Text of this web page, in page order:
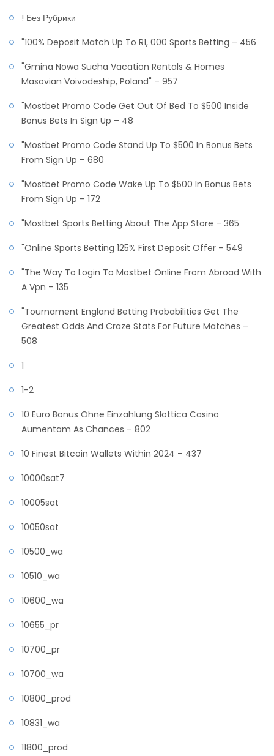
! Без Рубрики
"100% Deposit Match Up To R1, 000 Sports Betting – 456
"gmina Nowa Sucha Vacation Rentals & Homes
Masovian Voivodeship, Poland" – 957
"mostbet Promo Code Get Out Of Bed To $500 Inside
Bonus Bets In Sign Up – 48
"mostbet Promo Code Stand Up To $500 In Bonus Bets
From Sign Up – 680
"mostbet Promo Code Wake Up To $500 In Bonus Bets
From Sign Up – 172
"‎mostbet Sports Betting About The App Store – 365
"Online Sports Betting 125% First Deposit Offer – 549
"The Way To Login To Mostbet Online From Abroad With
A Vpn – 135
"Tournament England Betting Probabilities Get The
Greatest Odds And Craze Stats For Future Matches –
508
1
1-2
10 Euro Bonus Ohne Einzahlung Slottica Casino
Aumentam As Chances – 802
10 Finest Bitcoin Wallets Within 2024 – 437
10000sat7
10005sat
10050sat
10500_wa
10510_wa
10600_wa
10655_pr
10700_pr
10700_wa
10800_prod
10831_wa
11800_prod